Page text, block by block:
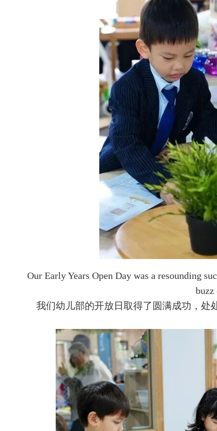
Our Early Years Open Day was a resounding
我们幼儿部的开放日取得了圆满成功，处